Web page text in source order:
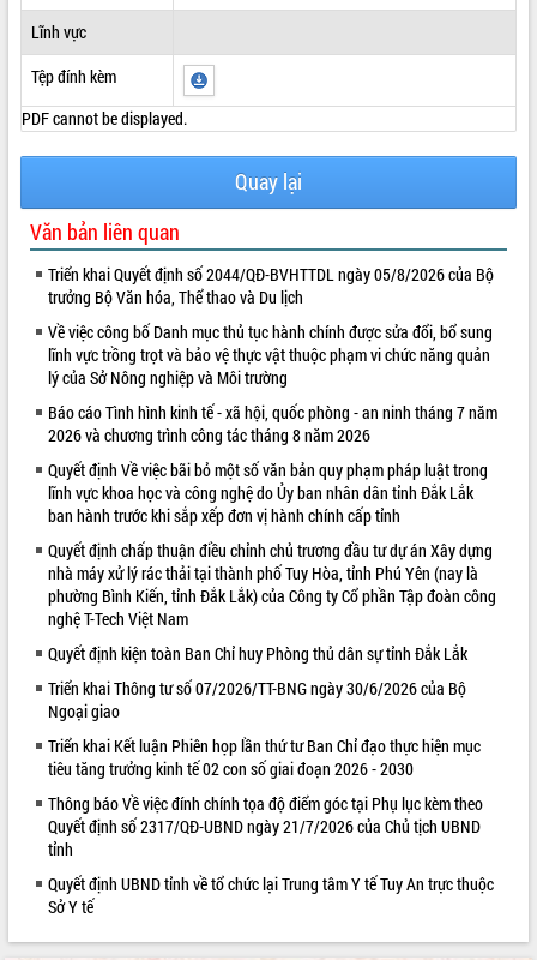
Khám bệnh, cấp phát thuốc miễn phí
và tặng quà người dân xã Cư Pui
Hội nghị UBND tỉnh Đắk Lắk thường kỳ
tháng 7/2026
Lễ truy tặng danh hiệu “Bà Mẹ Việt
Nam Anh hùng” và trao Huân chương
Lao động
UBND tỉnh Đắk Lắk triển khai nhiệm
vụ 6 tháng cuối năm 2026
ALBUM ẢNH
Lĩnh vực
Tệp đính kèm
PDF cannot be displayed.
Quay lại
Văn bản liên quan
Triển khai Quyết định số 2044/QĐ-BVHTTDL ngày 05/8/2026 của Bộ
trưởng Bộ Văn hóa, Thể thao và Du lịch
Về việc công bố Danh mục thủ tục hành chính được sửa đổi, bổ sung
lĩnh vực trồng trọt và bảo vệ thực vật thuộc phạm vi chức năng quản
lý của Sở Nông nghiệp và Môi trường
Báo cáo Tình hình kinh tế - xã hội, quốc phòng - an ninh tháng 7 năm
2026 và chương trình công tác tháng 8 năm 2026
Quyết định Về việc bãi bỏ một số văn bản quy phạm pháp luật trong
lĩnh vực khoa học và công nghệ do Ủy ban nhân dân tỉnh Đắk Lắk
ban hành trước khi sắp xếp đơn vị hành chính cấp tỉnh
Quyết định chấp thuận điều chỉnh chủ trương đầu tư dự án Xây dựng
nhà máy xử lý rác thải tại thành phố Tuy Hòa, tỉnh Phú Yên (nay là
phường Bình Kiến, tỉnh Đắk Lắk) của Công ty Cổ phần Tập đoàn công
nghệ T-Tech Việt Nam
Quyết định kiện toàn Ban Chỉ huy Phòng thủ dân sự tỉnh Đắk Lắk
Triển khai Thông tư số 07/2026/TT-BNG ngày 30/6/2026 của Bộ
Ngoại giao
Triển khai Kết luận Phiên họp lần thứ tư Ban Chỉ đạo thực hiện mục
tiêu tăng trưởng kinh tế 02 con số giai đoạn 2026 - 2030
Thông báo Về việc đính chính tọa độ điểm góc tại Phụ lục kèm theo
Quyết định số 2317/QĐ-UBND ngày 21/7/2026 của Chủ tịch UBND
tỉnh
Quyết định UBND tỉnh về tổ chức lại Trung tâm Y tế Tuy An trực thuộc
Sở Y tế